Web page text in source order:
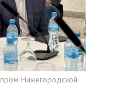
Нижегородской